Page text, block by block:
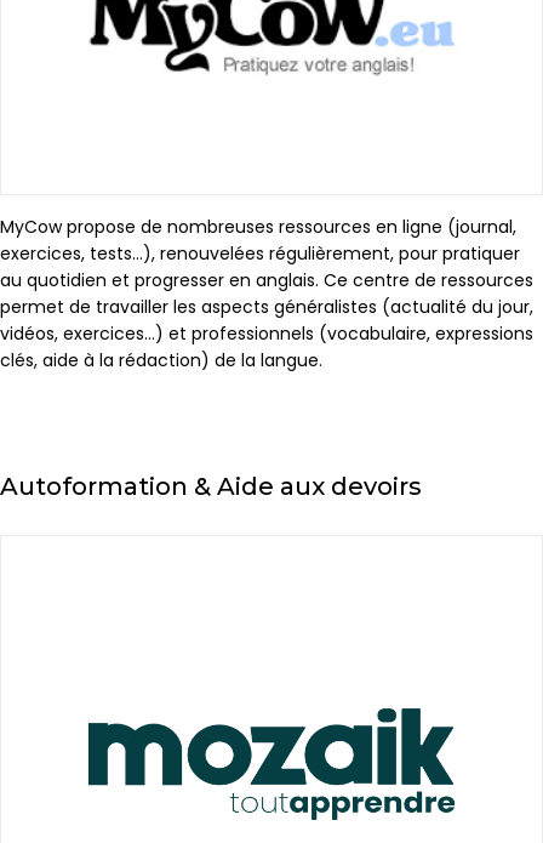
MyCow propose de nombreuses ressources en ligne (journal,
exercices, tests…), renouvelées régulièrement, pour pratiquer
au quotidien et progresser en anglais. Ce centre de ressources
permet de travailler les aspects généralistes (actualité du jour,
vidéos, exercices…) et professionnels (vocabulaire, expressions
clés, aide à la rédaction) de la langue.
Autoformation & Aide aux devoirs